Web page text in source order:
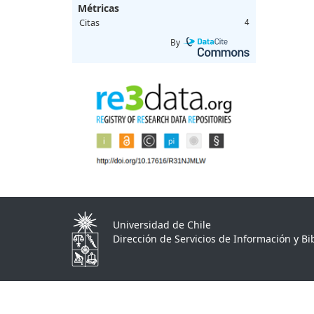
Métricas
Citas 4
By
Universidad de Chile
Dirección de Servicios de Información y